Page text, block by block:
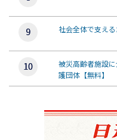
社会全体で支え
被災高齢者施設
護団体【無料】